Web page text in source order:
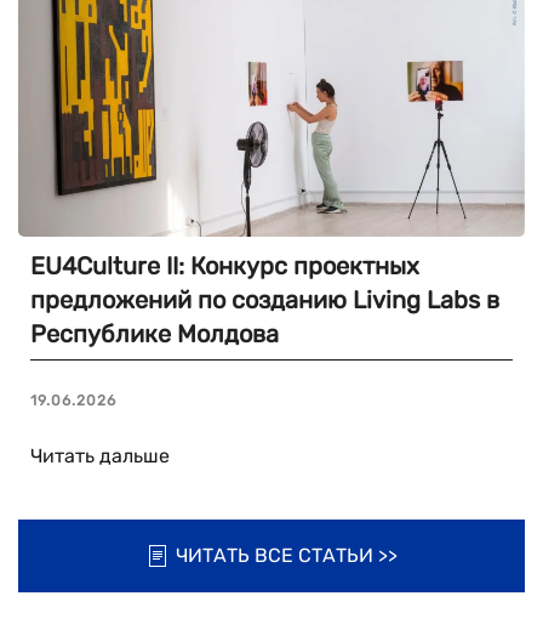
EU4Culture II: Конкурс проектных
предложений по созданию Living Labs в
Республике Молдова
19.06.2026
Читать дальше
ЧИТАТЬ ВСЕ СТАТЬИ >>